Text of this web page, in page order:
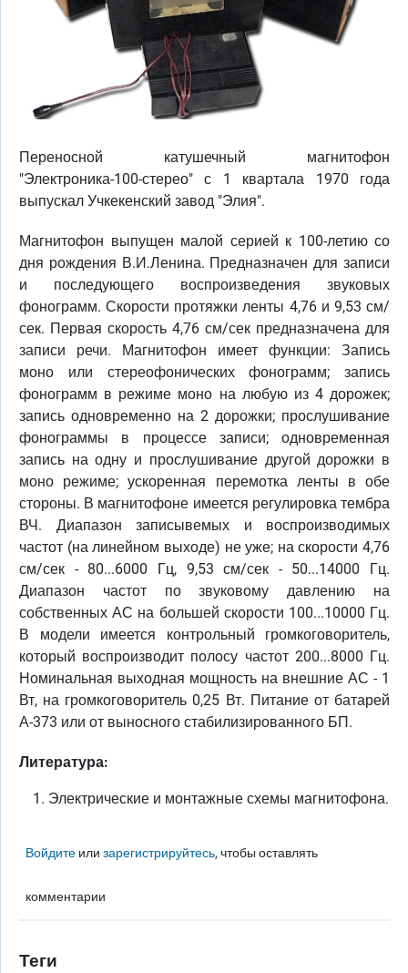
Переносной катушечный магнитофон
"Электроника-100-стерео" с 1 квартала 1970 года
выпускал Учкекенский завод "Элия".
Магнитофон выпущен малой серией к 100-летию со
дня рождения В.И.Ленина. Предназначен для записи
и последующего воспроизведения звуковых
фонограмм. Скорости протяжки ленты 4,76 и 9,53 см/
сек. Первая скорость 4,76 см/сек предназначена для
записи речи. Магнитофон имеет функции: Запись
моно или стереофонических фонограмм; запись
фонограмм в режиме моно на любую из 4 дорожек;
запись одновременно на 2 дорожки; прослушивание
фонограммы в процессе записи; одновременная
запись на одну и прослушивание другой дорожки в
моно режиме; ускоренная перемотка ленты в обе
стороны. В магнитофоне имеется регулировка тембра
ВЧ. Диапазон записывемых и воспроизводимых
частот (на линейном выходе) не уже; на скорости 4,76
см/сек - 80...6000 Гц, 9,53 см/сек - 50...14000 Гц.
Диапазон частот по звуковому давлению на
собственных АС на большей скорости 100...10000 Гц.
В модели имеется контрольный громкоговоритель,
который воспроизводит полосу частот 200...8000 Гц.
Номинальная выходная мощность на внешние АС - 1
Вт, на громкоговоритель 0,25 Вт. Питание от батарей
А-373 или от выносного стабилизированного БП.
Литература:
Электрические и монтажные схемы магнитофона.
Войдите илизарегистрируйтесь, чтобы оставлять
комментарии
Теги